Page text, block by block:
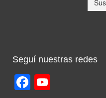
Seguí nuestras redes
Facebook